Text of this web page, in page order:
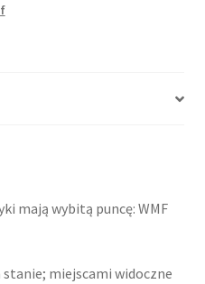
mają wybitą puncę: WMF
miejscami widoczne